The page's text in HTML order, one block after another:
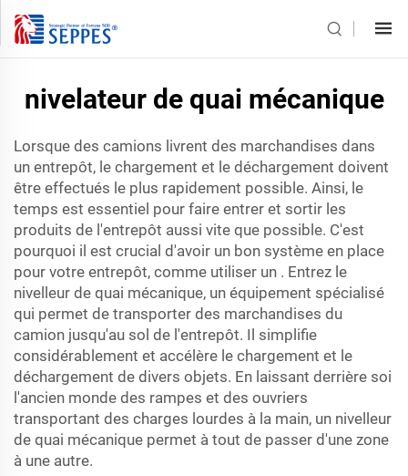
nivelateur de quai mécanique
Lorsque des camions livrent des marchandises dans
un entrepôt, le chargement et le déchargement doivent
être effectués le plus rapidement possible. Ainsi, le
temps est essentiel pour faire entrer et sortir les
produits de l'entrepôt aussi vite que possible. C'est
pourquoi il est crucial d'avoir un bon système en place
pour votre entrepôt, comme utiliser un . Entrez le
nivelleur de quai mécanique, un équipement spécialisé
qui permet de transporter des marchandises du
camion jusqu'au sol de l'entrepôt. Il simplifie
considérablement et accélère le chargement et le
déchargement de divers objets. En laissant derrière soi
l'ancien monde des rampes et des ouvriers
transportant des charges lourdes à la main, un nivelleur
de quai mécanique permet à tout de passer d'une zone
à une autre.